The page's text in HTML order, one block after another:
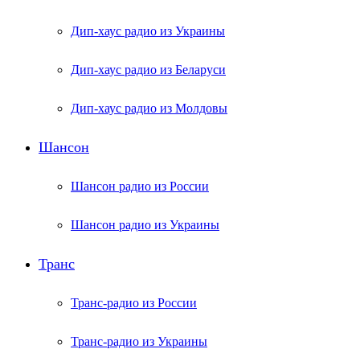
Дип-хаус радио из Украины
Дип-хаус радио из Беларуси
Дип-хаус радио из Молдовы
Шансон
Шансон радио из России
Шансон радио из Украины
Транс
Транс-радио из России
Транс-радио из Украины